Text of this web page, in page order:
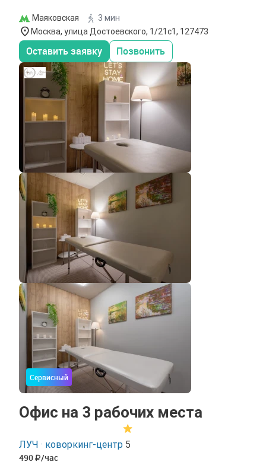
Маяковская
3 мин
Москва, улица Достоевского, 1/21с1, 127473
Оставить заявку Позвонить
Сервисный
Офис на 3 рабочих места
ЛУЧ · коворкинг-центр 5
490 /час